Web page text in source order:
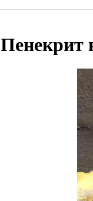
Пенекрит